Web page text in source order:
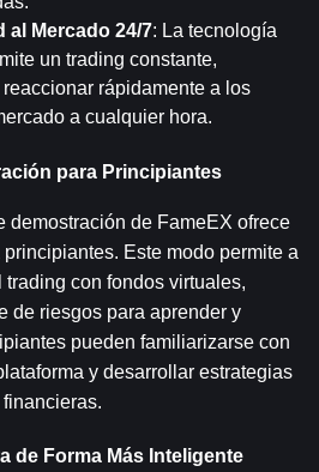
al Mercado 24/7: La tecnología
un trading constante,
rápidamente a los
a cualquier hora.
para Principiantes
demostración de FameEX ofrece
Este modo permite a
trading con fondos virtuales,
de riesgos para aprender y
pueden familiarizarse con
y desarrollar estrategias
de Forma Más Inteligente